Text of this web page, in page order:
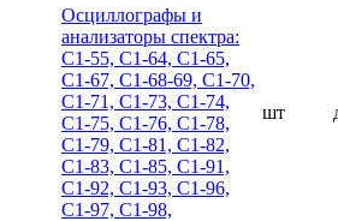
Осциллографы и
анализаторы спектра:
С1-55, С1-64, С1-65,
С1-67, С1-68-69, С1-70,
С1-71, С1-73, С1-74,
С1-75, С1-76, С1-78,
С1-79, С1-81, С1-82,
С1-83, С1-85, С1-91,
С1-92, С1-93, С1-96,
С1-97, С1-98,
шт